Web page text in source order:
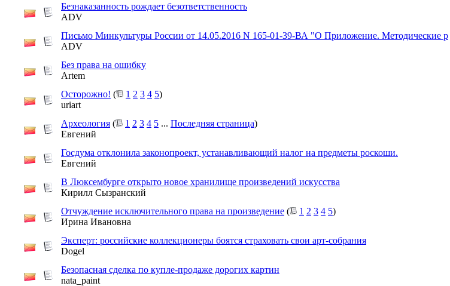
Безнаказанность рождает безответственность
ADV
Письмо Минкультуры России от 14.05.2016 N 165-01-39-ВА "О Приложение. Методические р
ADV
Без права на ошибку
Artem
Осторожно! ( 1 2 3 4 5)
uriart
Археология ( 1 2 3 4 5 ... Последняя страница)
Евгений
Госдума отклонила законопроект, устанавливающий налог на предметы роскоши.
Евгений
В Люксембурге открыто новое хранилище произведений искусства
Кирилл Сызранский
Отчуждение исключительного права на произведение ( 1 2 3 4 5)
Ирина Ивановна
Эксперт: российские коллекционеры боятся страховать свои арт-собрания
Dogel
Безопасная сделка по купле-продаже дорогих картин
nata_paint